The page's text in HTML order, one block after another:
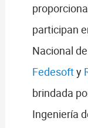
participan
Nacional
Fedesofty
brindada
Ingeniería